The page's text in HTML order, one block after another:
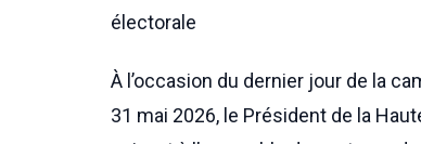
électorale
À l’occasion du dernier jour de la
31 mai 2026, le Président de la